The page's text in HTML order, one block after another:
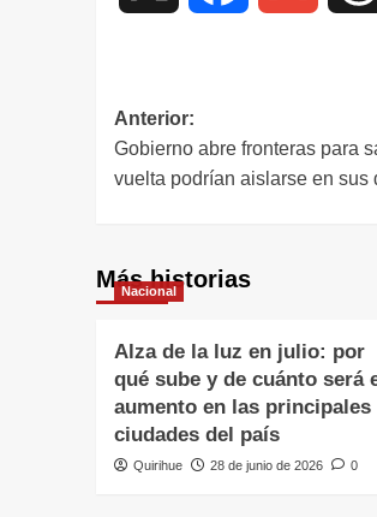
Anterior:
Gobierno abre fronteras para
vuelta podrían aislarse en sus
Más historias
Nacional
Alza de la luz en julio: por
qué sube y de cuánto será
aumento en las principales
ciudades del país
Quirihue 28 de junio de 2026 0